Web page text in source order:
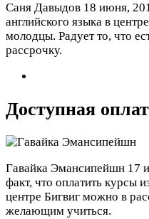
Саня Давыдов 18 июня,
английского языка в
молодцы. Радует то, что
рассрочку.
Доступная
Гавайка Эмансипейшн 17
факт, что оплатить курсы
центре Бигвиг можно в
желающим учиться.